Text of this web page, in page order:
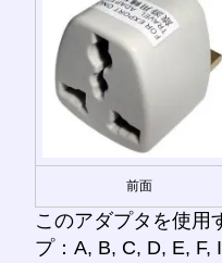
前面
このアダプタを使用
プ：A, B, C, D, E, F,